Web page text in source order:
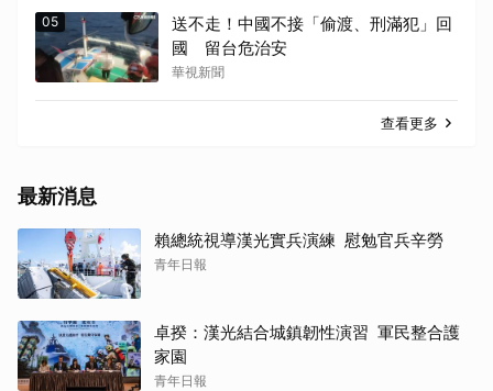
05
送不走！中國不接「偷渡、刑滿犯」回
國 留台危治安
華視新聞
查看更多
最新消息
賴總統視導漢光實兵演練 慰勉官兵辛勞
青年日報
卓揆：漢光結合城鎮韌性演習 軍民整合護
家園
青年日報